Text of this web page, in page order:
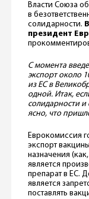
Власти Союза
в
солидарности.
президент
С момента
экспорт около
из ЕС в
одной. Итак,
солидарности и
ясно, что
Еврокомиссия
экспорт
назначения
является
препарат в ЕС.
является
поставлять